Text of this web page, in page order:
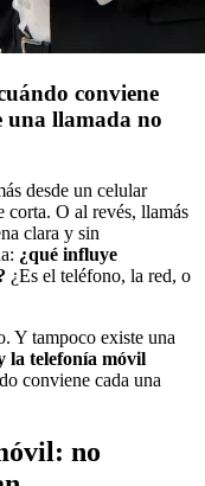
conviene
una llamada no
desde un celular
corta. O al revés, llamás
clara y sin
¿qué influye
¿Es el teléfono, la red, o
Y tampoco existe una
la telefonía móvil
conviene cada una
no